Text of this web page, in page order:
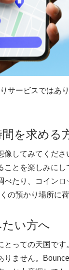
サービスではあ
を求める
像してみてくださ
ことを楽しみに
べたり、コイン
の預かり場所に
い方へ
っての天国です
りません。